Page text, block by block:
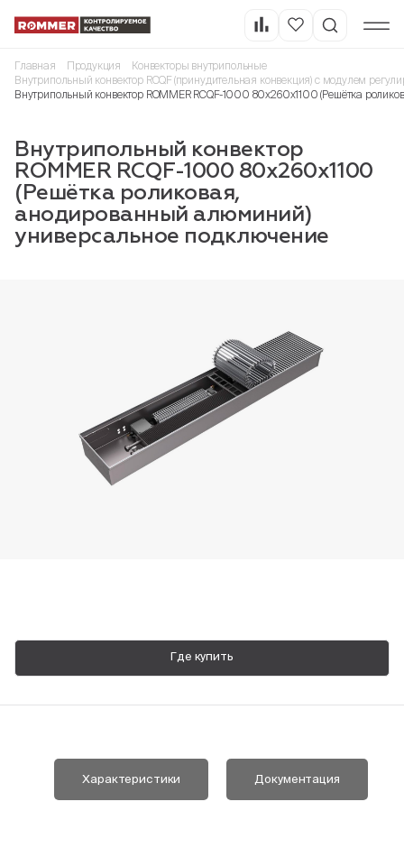
Пн-Пт, 9:00—18:00
Главная Продукция
Конвекторы внутрипольные
Внутрипольный конвектор RCQF (принудительная конвекция) с модулем
Внутрипольный конвектор ROMMER RCQF-1000 80х260х1100 (Решётка
Внутрипольный конвектор
ROMMER RCQF-1000 80х260х1100
(Решётка роликовая,
анодированный алюминий)
универсальное подключение
Где купить
Характеристики Документация